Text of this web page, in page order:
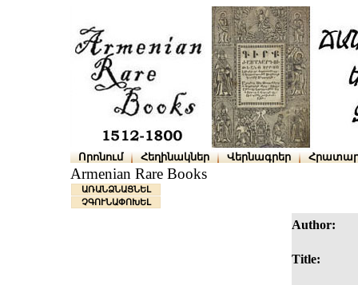
Որոնում Հեղինակներ Վերնագրեր
Armenian Rare Books
ԱՌԱՆՁՆԱՑՆԵԼ
ՉԳՈՒՆԱՓՈԽԵԼ
Author:
Title: